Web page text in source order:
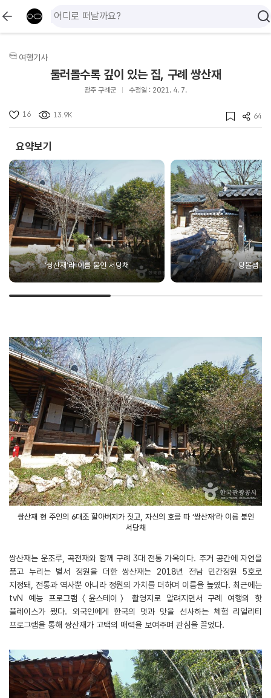
여행기사
둘러볼수록 깊이 있는 집, 구례 쌍산재
광주 구례군 수정일 : 2021. 4. 7.
16 13.9K 64
요약보기
‘쌍산재’라 이름 붙인 서당채 당몰샘
쌍산재 현 주인의 6대조 할아버지가 짓고, 자신의 호를 따 ‘쌍산재’라 이름 붙인
서당채
쌍산재는 운조루, 곡전재와 함께 구례 3대 전통 가옥이다. 주거 공간에 자연을
품고 누리는 별서 정원을 더한 쌍산재는 2018년 전남 민간정원 5호로
지정돼, 전통과 역사뿐 아니라 정원의 가치를 더하며 이름을 높였다. 최근에는
tvN 예능 프로그램 〈윤스테이〉 촬영지로 알려지면서 구례 여행의 핫
플레이스가 됐다. 외국인에게 한국의 멋과 맛을 선사하는 체험 리얼리티
프로그램을 통해 쌍산재가 고택의 매력을 보여주며 관심을 끌었다.